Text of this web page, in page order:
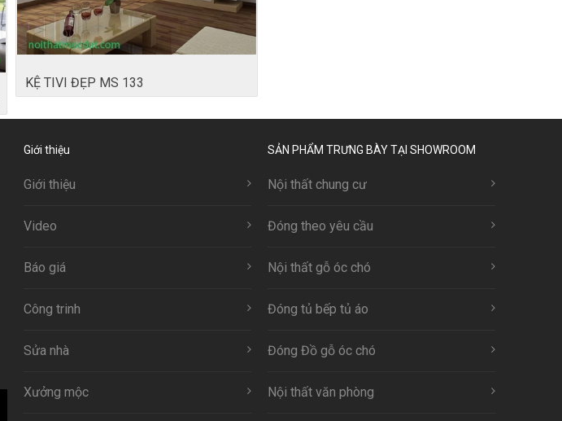
KỆ TIVI ĐẸP MS 133
Giới thiệu
Giới thiệu
Video
Báo giá
Công trinh
Sửa nhà
Xưởng mộc
SẢN PHẨM TRƯNG BÀY TẠI SHOWROOM
Nội thất chung cư
Đóng theo yêu cầu
Nội thất gỗ óc chó
Đóng tủ bếp tủ áo
Đóng Đồ gỗ óc chó
Nội thất văn phòng